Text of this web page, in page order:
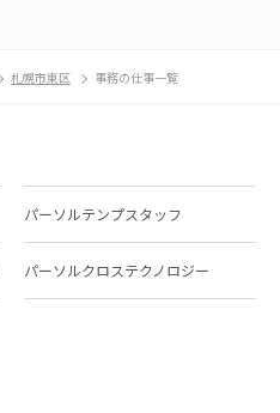
札幌市東区 事務の仕事一覧
パーソルテンプスタッフ
パーソルクロステクノロジー